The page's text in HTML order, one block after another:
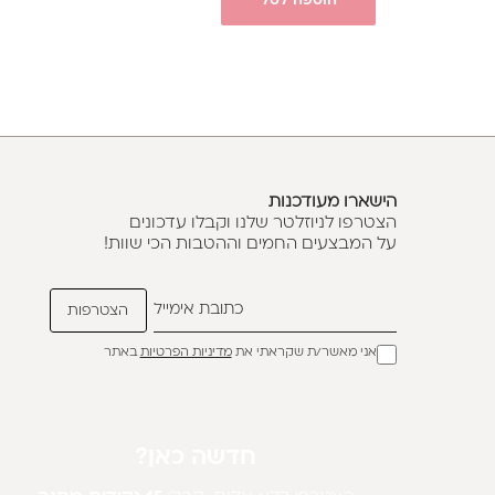
הישארו מעודכנות
הצטרפו לניוזלטר שלנו וקבלו עדכונים
על המבצעים החמים וההטבות הכי שוות!
אני מאשר/ת שקראתי אתמדיניות הפרטיותבאתר